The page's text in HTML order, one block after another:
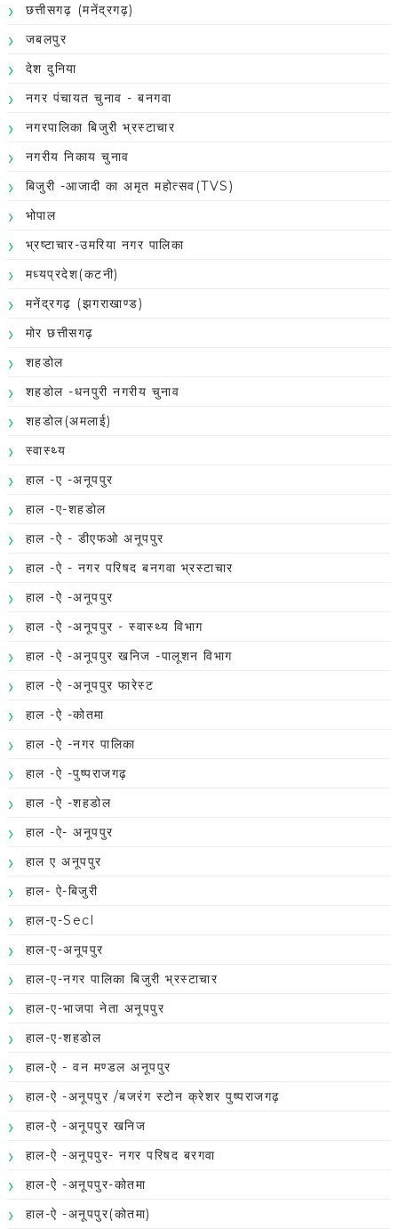
छत्तीसगढ़ (मनेंद्रगढ़)
जबलपुर
देश दुनिया
नगर पंचायत चुनाव - बनगवा
नगरपालिका बिजुरी भ्रस्टाचार
नगरीय निकाय चुनाव
बिजुरी -आजादी का अमृत महोत्सव(TVS)
भोपाल
भ्रष्टाचार-उमरिया नगर पालिका
मध्यप्रदेश(कटनी)
मनेंद्रगढ़ (झगराखाण्ड)
मोर छत्तीसगढ़
शहडोल
शहडोल -धनपुरी नगरीय चुनाव
शहडोल(अमलाई)
स्वास्थ्य
हाल -ए -अनूपपुर
हाल -ए-शहडोल
हाल -ऐ - डीएफओ अनूपपुर
हाल -ऐ - नगर परिषद बनगवा भ्रस्टाचार
हाल -ऐ -अनूपपुर
हाल -ऐ -अनूपपुर - स्वास्थ्य विभाग
हाल -ऐ -अनूपपुर खनिज -पालूशन विभाग
हाल -ऐ -अनूपपुर फारेस्ट
हाल -ऐ -कोतमा
हाल -ऐ -नगर पालिका
हाल -ऐ -पुष्पराजगढ़
हाल -ऐ -शहडोल
हाल -ऐ- अनूपपुर
हाल ए अनूपपुर
हाल- ऐ-बिजुरी
हाल-ए-Secl
हाल-ए-अनूपपुर
हाल-ए-नगर पालिका बिजुरी भ्रस्टाचार
हाल-ए-भाजपा नेता अनूपपुर
हाल-ए-शहडोल
हाल-ऐ - वन मण्डल अनूपपुर
हाल-ऐ -अनूपपुर /बजरंग स्टोन क्रेशर पुष्पराजगढ़
हाल-ऐ -अनूपपुर खनिज
हाल-ऐ -अनूपपुर- नगर परिषद बरगवा
हाल-ऐ -अनूपपुर-कोतमा
हाल-ऐ -अनूपपुर(कोतमा)